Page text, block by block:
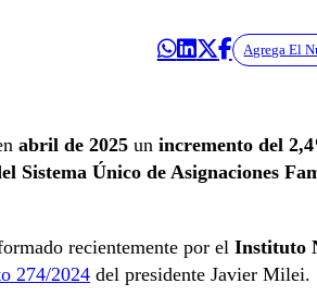
Agrega El
abril de 2025 un incremento del
Sistema Único de Asignaciones
recientemente por el Instituto
274/2024 del presidente Javier Milei.